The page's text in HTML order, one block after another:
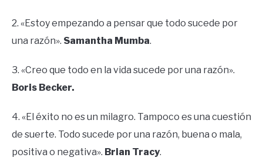
2. «Estoy empezando a pensar que todo sucede por
una razón». Samantha Mumba.
3. «Creo que todo en la vida sucede por una razón».
Boris Becker.
4. «El éxito no es un milagro. Tampoco es una cuestión
de suerte. Todo sucede por una razón, buena o mala,
positiva o negativa». Brian Tracy.